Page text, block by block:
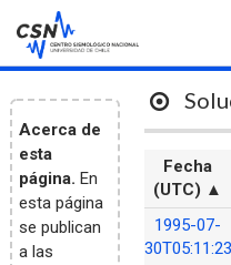
Acerca de
esta
página. En
esta página
se publican
a las
Fecha
(UTC) ▲
1995-07-
30T05:11:23